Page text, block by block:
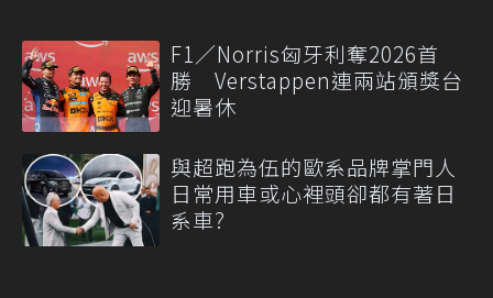
F1／Norris匈牙利奪2026首
勝 Verstappen連兩站頒獎台
迎暑休
與超跑為伍的歐系品牌掌門人
日常用車或心裡頭卻都有著日
系車?